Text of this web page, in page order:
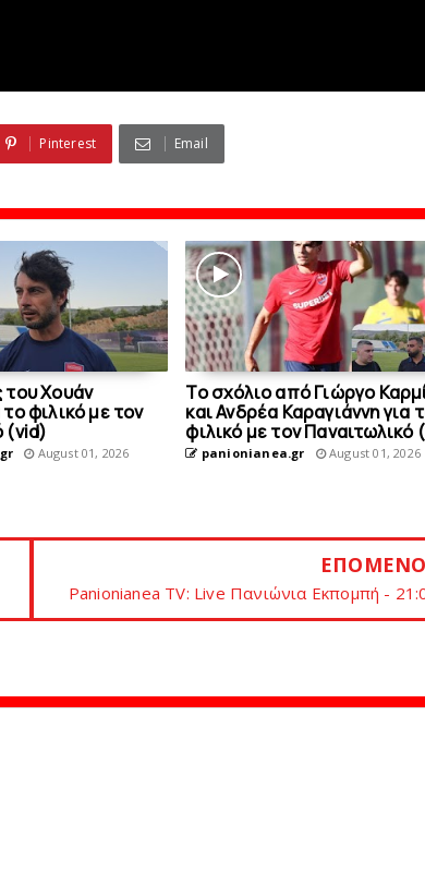
Pinterest Email
του Χουάν
φιλικό με τoν
(vid)
August 01, 2026
Το σχόλιο από Γιώργο
και Ανδρέα Καραγιάννη για
φιλικό με τoν Παναιτωλικό
panionianea.gr August 01, 2026
ΕΠΟΜΕΝΟ
Panionianea TV: Live Πανιώνια Εκπομπή -